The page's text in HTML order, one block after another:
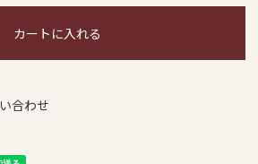
カートに入れる
合わせ